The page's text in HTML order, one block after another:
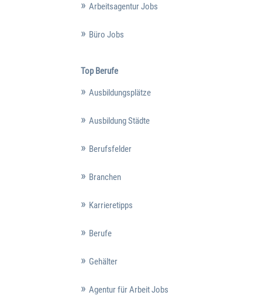
Arbeitsagentur Jobs
Büro Jobs
Top Berufe
Ausbildungsplätze
Ausbildung Städte
Berufsfelder
Branchen
Karrieretipps
Berufe
Gehälter
Agentur für Arbeit Jobs